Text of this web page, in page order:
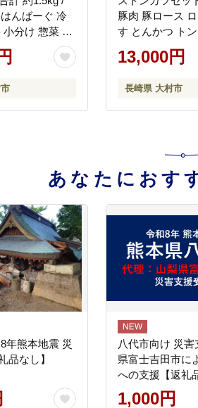
んばーぐ 冷
分け 惣菜 焼
市 かとりスト
豚肉 豚ロース
す とんかつ ト
け / 大村市 / お
ァームシュシュ
13,000円
長崎県 大村市
あなたにおす
年熊本地震 災
品なし】
八代市向け 災
県富士吉田市に
への支援【返礼
1,000円